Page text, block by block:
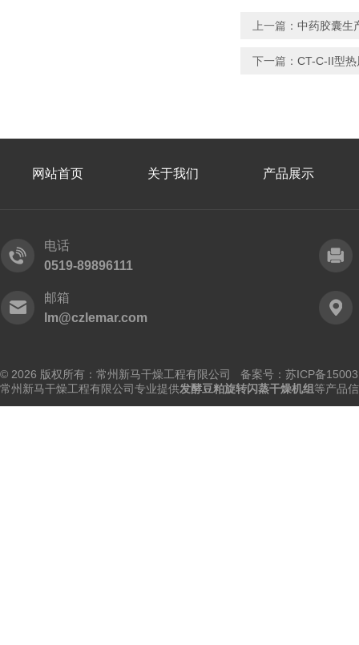
上一篇： 中药胶囊生
下一篇： CT-C-II型
网站首页 关于我们 产品展示
电话
0519-89896111
邮箱
lm@czlemar.com
© 2026 版权所有：常州新马干燥工程有限公司 备案号： 苏ICP备
常州新马干燥工程有限公司专业提供发酵豆粕旋转闪蒸干燥机组 等产品